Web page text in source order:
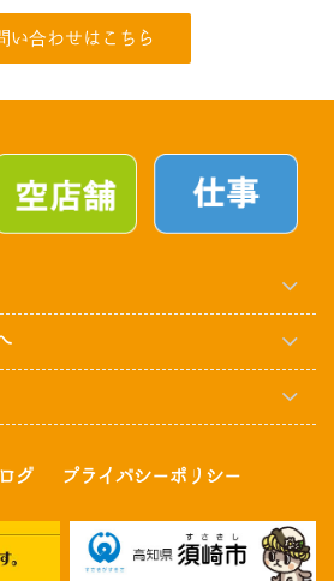
い合わせはこちら
グ プライバシーポリシー